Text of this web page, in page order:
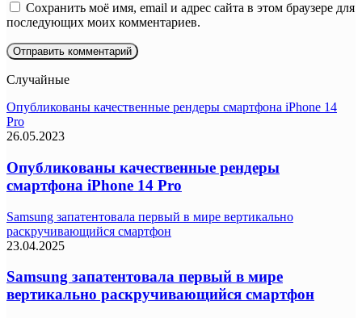
Сохранить моё имя, email и адрес сайта в этом браузере для
последующих моих комментариев.
Случайные
Опубликованы качественные рендеры смартфона iPhone 14
Pro
26.05.2023
Опубликованы качественные рендеры
смартфона iPhone 14 Pro
Samsung запатентовала первый в мире вертикально
раскручивающийся смартфон
23.04.2025
Samsung запатентовала первый в мире
вертикально раскручивающийся смартфон